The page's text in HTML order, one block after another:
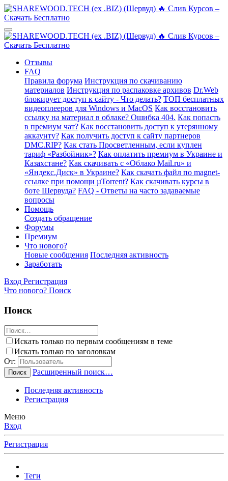
Отзывы
FAQ
Правила форума Инструкция по скачиванию
материалов Инструкция по распаковке архивов Dr.Web
блокирует доступ к сайту - Что делать? ТОП бесплатных
видеоплееров для Windows и MacOS Как восстановить
ссылку на материал в облаке? Ошибка 404. Как попасть
в премиум чат? Как восстановить доступ к утерянному
аккаунту? Как получить доступ к сайту партнеров
DMC.RIP? Как стать Просветленным, если куплен
тариф «Разбойник»? Как оплатить премиум в Украине и
Казахстане? Как скачивать с «Облако Mail.ru» и
«Яндекс.Диск» в Украине? Как скачать файл по magnet-
ссылке при помощи µTorrent? Как скачивать курсы в
боте Шервуда? FAQ - Ответы на часто задаваемые
вопросы
Помощь
Создать обращение
Форумы
Премиум
Что нового?
Новые сообщения Последняя активность
Заработать
Вход Регистрация
Что нового? Поиск
Поиск
Искать только по первым сообщениям в теме
Искать только по заголовкам
От:
Поиск Расширенный поиск…
Последняя активность
Регистрация
Меню
Вход
Регистрация
Теги